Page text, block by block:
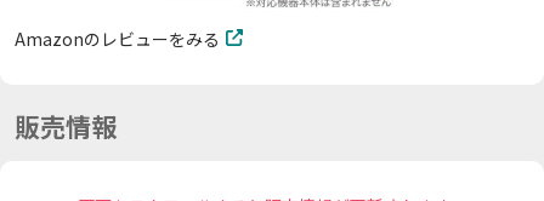
Amazonのレビューをみる
販売情報